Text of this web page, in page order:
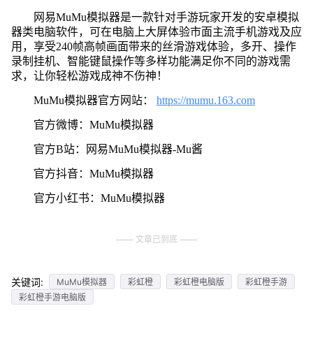
网易MuMu模拟器是一款针对手游玩家开发的安卓模拟
器类电脑软件，可在电脑上大屏体验市面主流手机游戏及应
用，享受240帧高帧画面带来的丝滑游戏体验，多开、操作
录制挂机、智能键鼠操作等多样功能满足你不同的游戏需
求，让你轻松游戏成神不伤神！
MuMu模拟器官方网站： https://mumu.163.com
官方微博：MuMu模拟器
官方B站：网易MuMu模拟器-Mu酱
官方抖音：MuMu模拟器
官方小红书：MuMu模拟器
文章已到底
关键词: MuMu模拟器 彩虹橙 彩虹橙电脑版
彩虹橙手游
彩虹橙手游电脑版